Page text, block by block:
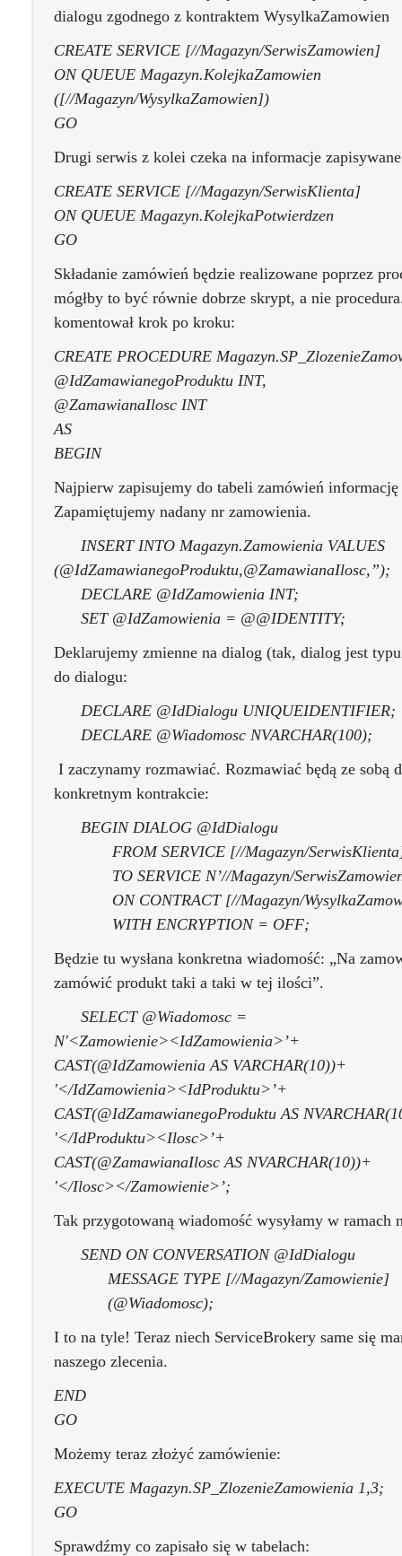
dialogu zgodnego z kontraktem WysylkaZamowien
CREATE SERVICE [//Magazyn/SerwisZamowien]
ON QUEUE Magazyn.KolejkaZamowien
([//Magazyn/WysylkaZamowien])
GO
Drugi serwis z kolei czeka na informacje
CREATE SERVICE [//Magazyn/SerwisKlienta]
ON QUEUE Magazyn.KolejkaPotwierdzen
GO
Składanie zamówień będzie realizowane poprzez
mógłby to być równie dobrze skrypt, a nie
komentował krok po kroku:
CREATE PROCEDURE
@IdZamawianegoProduktu INT,
@ZamawianaIlosc INT
AS
BEGIN
Najpierw zapisujemy do tabeli zamówień
Zapamiętujemy nadany nr zamowienia.
INSERT INTO Magazyn.Zamowienia VALUES
(@IdZamawianegoProduktu,@ZamawianaIlosc,”);
DECLARE @IdZamowienia INT;
SET @IdZamowienia = @@IDENTITY;
Deklarujemy zmienne na dialog (tak, dialog jest
do dialogu:
DECLARE @IdDialogu UNIQUEIDENTIFIER;
DECLARE @Wiadomosc NVARCHAR(100);
I zaczynamy rozmawiać. Rozmawiać będą ze sobą
konkretnym kontrakcie:
BEGIN DIALOG @IdDialogu
FROM SERVICE [//Magazyn/
TO SERVICE N’//Magazyn/
ON CONTRACT [//Magazyn/
WITH ENCRYPTION = OFF;
Będzie tu wysłana konkretna wiadomość: „Na
zamówić produkt taki a taki w tej ilości”.
SELECT @Wiadomosc =
N'<Zamowienie><IdZamowienia>’+
CAST(@IdZamowienia AS VARCHAR(10))+
'</IdZamowienia><IdProduktu>’+
CAST(@IdZamawianegoProduktu AS
'</IdProduktu><Ilosc>’+
CAST(@ZamawianaIlosc AS NVARCHAR(10))+
'</Ilosc></Zamowienie>’;
Tak przygotowaną wiadomość wysyłamy w ramach
SEND ON CONVERSATION @IdDialogu
MESSAGE TYPE [//Magazyn/Zamowienie]
(@Wiadomosc);
I to na tyle! Teraz niech ServiceBrokery same się
naszego zlecenia.
END
GO
Możemy teraz złożyć zamówienie:
EXECUTE Magazyn.SP_ZlozenieZamowienia 1,3;
GO
Sprawdźmy co zapisało się w tabelach: